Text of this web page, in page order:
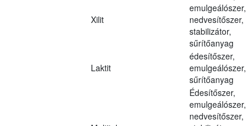
Xilit
emulgeálószer,
nedvesítőszer,
stabilizátor,
sűrítőanyag
Laktit
édesítőszer,
emulgeálószer,
sűrítőanyag
Édesítőszer,
emulgeálószer,
nedvesítőszer,